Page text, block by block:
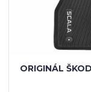
ORIGINÁL